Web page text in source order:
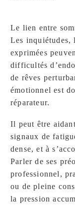
Le lien entre
Les inquiétudes,
exprimées
difficultés
de rêves
émotionnel est
réparateur.
Il peut être
signaux de
dense, et à
Parler de ses
professionnel,
ou de pleine
la pression